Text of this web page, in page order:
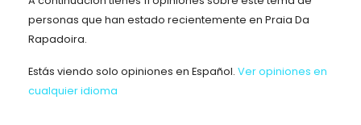
personas que han estado recientemente en Praia Da
Rapadoira.
Estás viendo solo opiniones en Español. Ver opiniones en
cualquier idioma